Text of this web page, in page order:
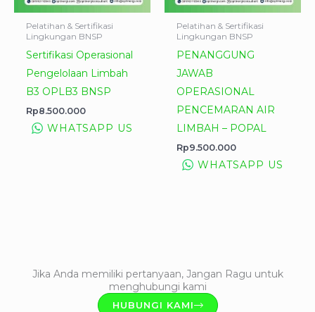
Pelatihan & Sertifikasi
Lingkungan BNSP
Sertifikasi Operasional
Pengelolaan Limbah
B3 OPLB3 BNSP
Rp8.500.000
WHATSAPP US
Pelatihan & Sertifikasi
Lingkungan BNSP
PENANGGUNG
JAWAB
OPERASIONAL
PENCEMARAN AIR
LIMBAH – POPAL
Rp9.500.000
WHATSAPP US
Jika Anda memiliki pertanyaan, Jangan Ragu untuk
menghubungi kami
HUBUNGI KAMI